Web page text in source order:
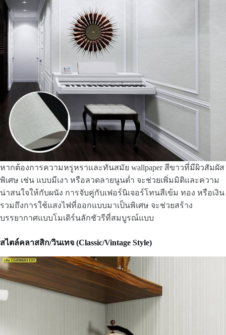
หากต้องการความหรูหราและทันสมัย wallpaper สีขาวที่มีผิวสัมผัส
พิเศษ เช่น แบบมีเงา หรือลวดลายนูนต่ำ จะช่วยเพิ่มมิติและความ
น่าสนใจให้กับผนัง การจับคู่กับเฟอร์นิเจอร์โทนสีเข้ม ทอง หรือเงิน
รวมถึงการใช้แสงไฟที่ออกแบบมาเป็นพิเศษ จะช่วยสร้าง
บรรยากาศแบบโมเดิร์นลักชัวรีที่สมบูรณ์แบบ
สไตล์คลาสสิก/วินเทจ (Classic/Vintage Style)